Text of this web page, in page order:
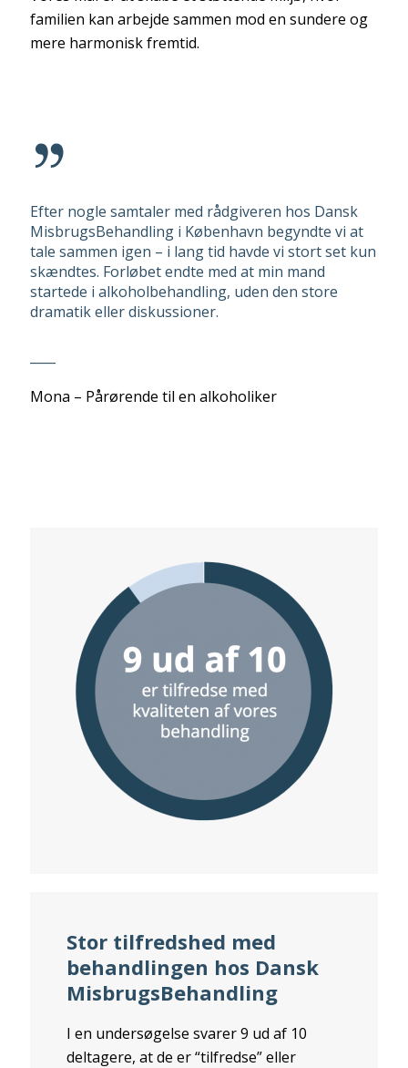
familien kan arbejde sammen mod en sundere og
mere harmonisk fremtid.
Efter nogle samtaler med rådgiveren hos Dansk
MisbrugsBehandling i København begyndte vi at
tale sammen igen – i lang tid havde vi stort set kun
skændtes. Forløbet endte med at min mand
startede i alkoholbehandling, uden den store
dramatik eller diskussioner.
Mona – Pårørende til en alkoholiker
Stor tilfredshed med
behandlingen hos Dansk
MisbrugsBehandling
I en undersøgelse svarer 9 ud af 10
deltagere, at de er “tilfredse” eller